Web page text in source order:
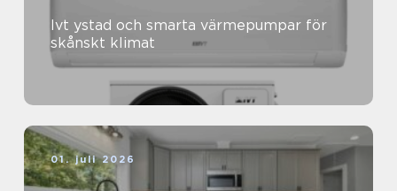
Ivt ystad och smarta värmepumpar för
skånskt klimat
01. juli 2026